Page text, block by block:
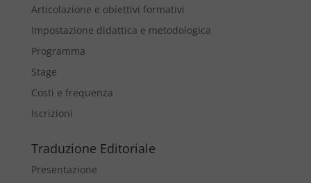
Articolazione e obiettivi formativi
Impostazione didattica e metodologica
Programma
Stage
Costi e frequenza
Iscrizioni
Traduzione Editoriale
Presentazione